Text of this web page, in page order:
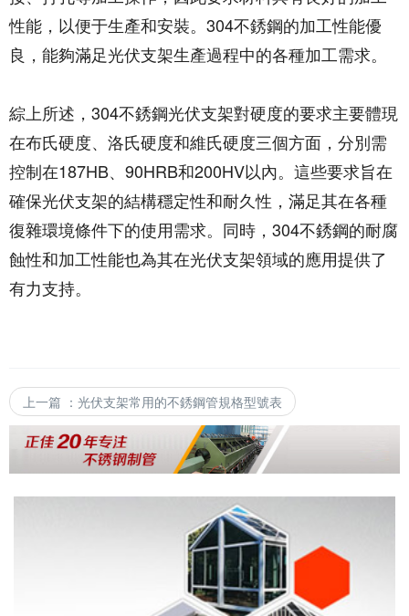
性能，以便于生產和安裝。304不銹鋼的加工性能優
良，能夠滿足光伏支架生產過程中的各種加工需求。
綜上所述，304不銹鋼光伏支架對硬度的要求主要體現
在布氏硬度、洛氏硬度和維氏硬度三個方面，分別需
控制在187HB、90HRB和200HV以內。這些要求旨在
確保光伏支架的結構穩定性和耐久性，滿足其在各種
復雜環境條件下的使用需求。同時，304不銹鋼的耐腐
蝕性和加工性能也為其在光伏支架領域的應用提供了
有力支持。
上一篇 ： 光伏支架常用的不銹鋼管規格型號表